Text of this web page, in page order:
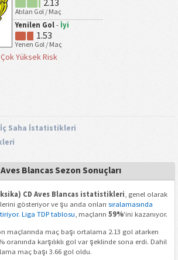
Atılan Gol / Maç
Yenilen Gol - İyi
1.53
Yenen Gol / Maç
Çok Yüksek Risk
İç Saha İstatistikleri
Aves Blancas Sezon Sonuçları
CD Aves Blancas istatistikleri, genel olarak
gösteriyor ve şu anda onları sıralamasında
Liga TDP tablosu, maçların 59%'ini kazanıyor.
maçlarında maç başı ortalama 2.13 gol atarken
oranında karşılıklı gol var şeklinde sona erdi. Dahil
maç başı 3.66 gol oldu.